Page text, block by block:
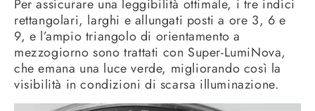
Per assicurare una leggibilità ottimale, i tre indici
rettangolari, larghi e allungati posti a ore 3, 6 e
9, e l’ampio triangolo di orientamento a
mezzogiorno sono trattati con Super-LumiNova,
che emana una luce verde, migliorando così la
visibilità in condizioni di scarsa illuminazione.